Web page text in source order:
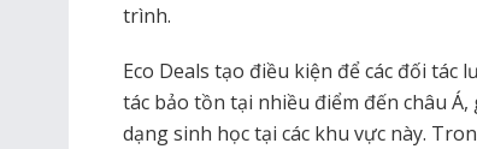
trình.
Eco Deals tạo điều kiện để các đối
tác bảo tồn tại nhiều điểm đến châu
dạng sinh học tại các khu vực này.